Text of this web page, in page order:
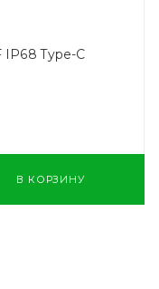
IP68 Type-C
В КОРЗИНУ